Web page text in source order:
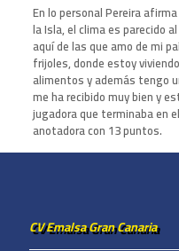
En lo personal Pereira
la Isla, el clima es parecido
aquí de las que amo de mi
frijoles, donde estoy
alimentos y además tengo
me ha recibido muy bien y
jugadora que terminaba en
anotadora con 13 puntos.
CV Emalsa Gran Canaria